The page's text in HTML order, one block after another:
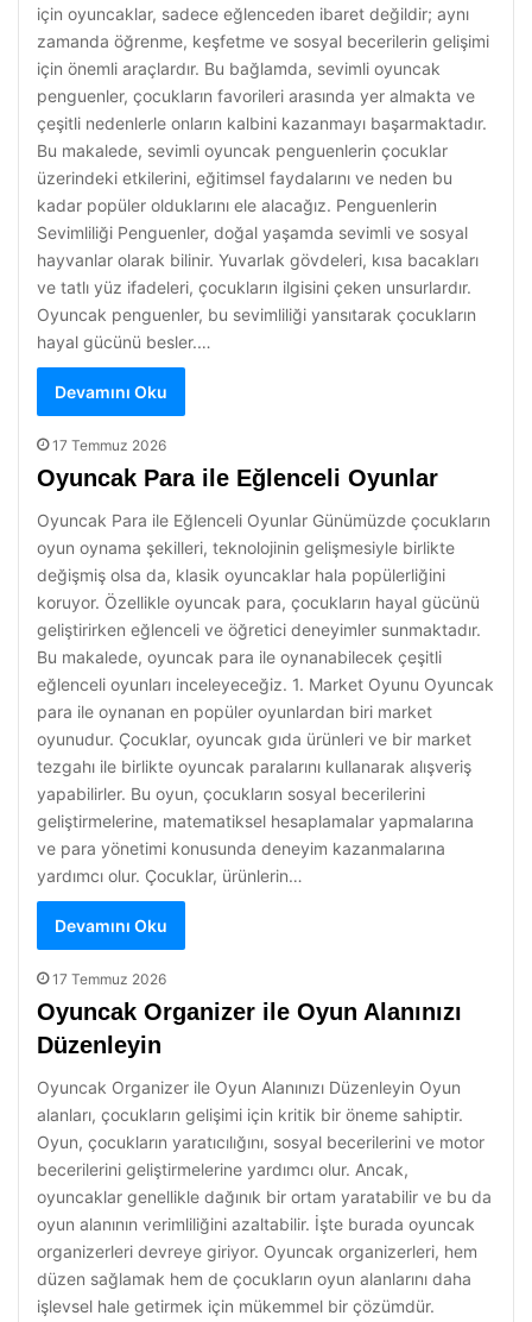
için oyuncaklar, sadece eğlenceden ibaret değildir; aynı
zamanda öğrenme, keşfetme ve sosyal becerilerin gelişimi
için önemli araçlardır. Bu bağlamda, sevimli oyuncak
penguenler, çocukların favorileri arasında yer almakta ve
çeşitli nedenlerle onların kalbini kazanmayı başarmaktadır.
Bu makalede, sevimli oyuncak penguenlerin çocuklar
üzerindeki etkilerini, eğitimsel faydalarını ve neden bu
kadar popüler olduklarını ele alacağız. Penguenlerin
Sevimliliği Penguenler, doğal yaşamda sevimli ve sosyal
hayvanlar olarak bilinir. Yuvarlak gövdeleri, kısa bacakları
ve tatlı yüz ifadeleri, çocukların ilgisini çeken unsurlardır.
Oyuncak penguenler, bu sevimliliği yansıtarak çocukların
hayal gücünü besler.…
Devamını Oku
17 Temmuz 2026
Oyuncak Para ile Eğlenceli Oyunlar
Oyuncak Para ile Eğlenceli Oyunlar Günümüzde çocukların
oyun oynama şekilleri, teknolojinin gelişmesiyle birlikte
değişmiş olsa da, klasik oyuncaklar hala popülerliğini
koruyor. Özellikle oyuncak para, çocukların hayal gücünü
geliştirirken eğlenceli ve öğretici deneyimler sunmaktadır.
Bu makalede, oyuncak para ile oynanabilecek çeşitli
eğlenceli oyunları inceleyeceğiz. 1. Market Oyunu Oyuncak
para ile oynanan en popüler oyunlardan biri market
oyunudur. Çocuklar, oyuncak gıda ürünleri ve bir market
tezgahı ile birlikte oyuncak paralarını kullanarak alışveriş
yapabilirler. Bu oyun, çocukların sosyal becerilerini
geliştirmelerine, matematiksel hesaplamalar yapmalarına
ve para yönetimi konusunda deneyim kazanmalarına
yardımcı olur. Çocuklar, ürünlerin…
Devamını Oku
17 Temmuz 2026
Oyuncak Organizer ile Oyun Alanınızı
Düzenleyin
Oyuncak Organizer ile Oyun Alanınızı Düzenleyin Oyun
alanları, çocukların gelişimi için kritik bir öneme sahiptir.
Oyun, çocukların yaratıcılığını, sosyal becerilerini ve motor
becerilerini geliştirmelerine yardımcı olur. Ancak,
oyuncaklar genellikle dağınık bir ortam yaratabilir ve bu da
oyun alanının verimliliğini azaltabilir. İşte burada oyuncak
organizerleri devreye giriyor. Oyuncak organizerleri, hem
düzen sağlamak hem de çocukların oyun alanlarını daha
işlevsel hale getirmek için mükemmel bir çözümdür.